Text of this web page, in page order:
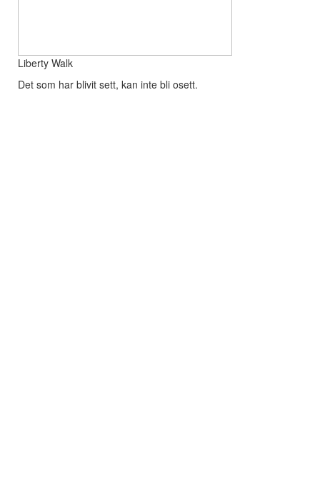
Liberty Walk
Det som har blivit sett, kan inte bli osett.